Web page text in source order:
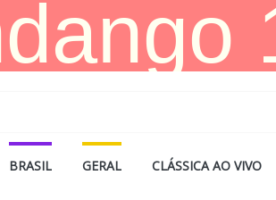
BRASIL GERAL CLÁSSICA AO VIVO